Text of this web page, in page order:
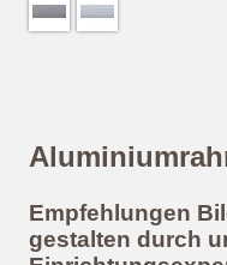
Empfehlungen
gestalten durch